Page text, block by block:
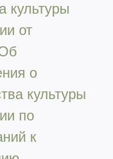
культуры
от
о
культуры
по
к